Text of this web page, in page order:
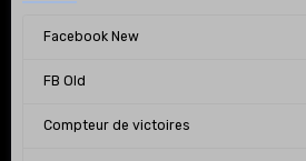
Facebook New
FB Old
Compteur de victoires